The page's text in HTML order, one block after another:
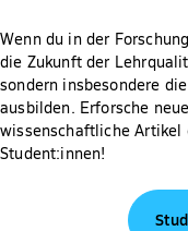
Wenn du in der
die Zukunft der
sondern insbesondere
ausbilden. Erforsche
wissenschaftliche Artikel
Student:innen!